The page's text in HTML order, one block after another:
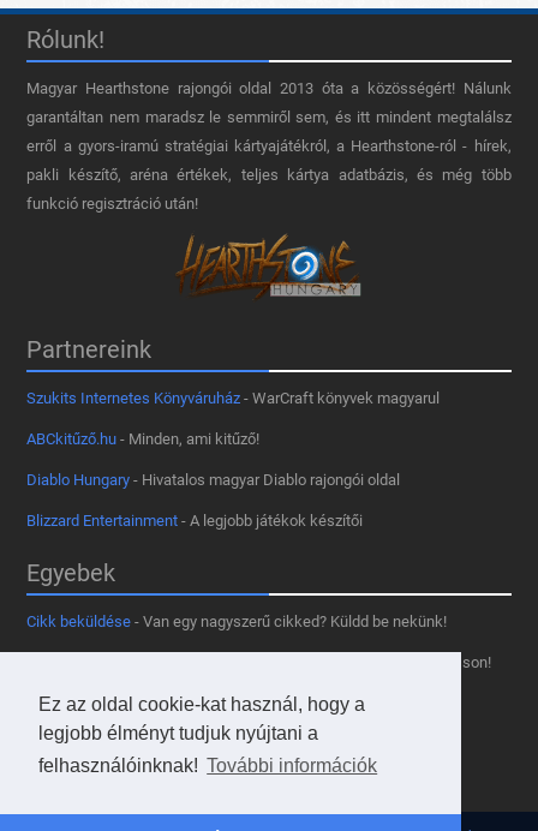
Ez az oldal cookie-kat használ, hogy a
legjobb élményt tudjuk nyújtani a
felhasználóinknak! További információk
Rólunk!
Magyar Hearthstone​ rajongói oldal 2013 óta a közösségért! Nálunk
garantáltan nem maradsz le semmiről sem, és itt mindent megtalálsz
erről a gyors-iramú stratégiai kártyajátékról, a Hearthstone-ról - hírek,
pakli készítő, aréna értékek, teljes kártya adatbázis, és még több
funkció regisztráció után!
Partnereink
Szukits Internetes Könyváruház - WarCraft könyvek magyarul
ABCkitűző.hu - Minden, ami kitűző!
Diablo Hungary - Hivatalos magyar Diablo rajongói oldal
Blizzard Entertainment - A legjobb játékok készítői
Egyebek
Cikk beküldése - Van egy nagyszerű cikked? Küldd be nekünk!
- Tetszik az oldal? Segíts, hogy fennmaradhasson!
Kapcsolat, médiaajánlat- Lépj velünk kapcsolatba!
Használd a tooltipünket- A saját oldaladon is!